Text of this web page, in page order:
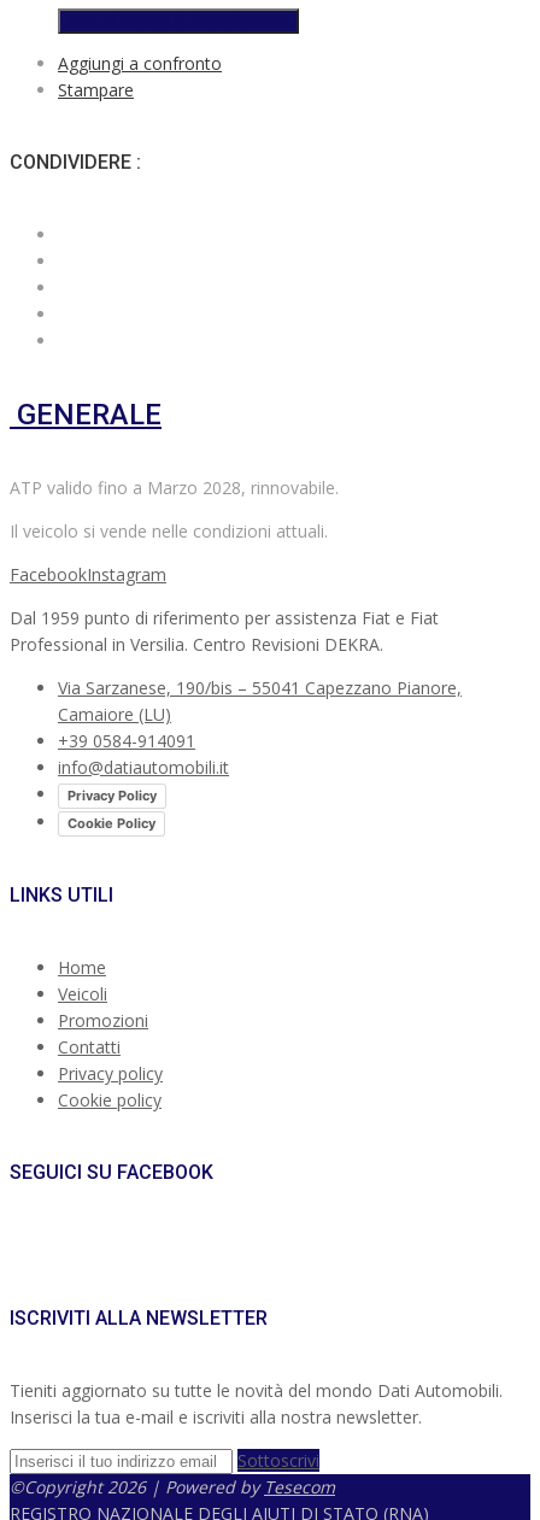
Aggiungi a confronto
Stampare
CONDIVIDERE :
GENERALE
ATP valido fino a Marzo 2028, rinnovabile.
Il veicolo si vende nelle condizioni attuali.
FacebookInstagram
Dal 1959 punto di riferimento per assistenza Fiat e Fiat
Professional in Versilia. Centro Revisioni DEKRA.
Via Sarzanese, 190/bis – 55041 Capezzano Pianore,
Camaiore (LU)
+39 0584-914091
info@datiautomobili.it
Privacy Policy
Cookie Policy
LINKS UTILI
Home
Veicoli
Promozioni
Contatti
Privacy policy
Cookie policy
SEGUICI SU FACEBOOK
ISCRIVITI ALLA NEWSLETTER
Tieniti aggiornato su tutte le novità del mondo Dati Automobili.
Inserisci la tua e-mail e iscriviti alla nostra newsletter.
Sottoscrivi
©Copyright 2026 | Powered by Tesecom
REGISTRO NAZIONALE DEGLI AIUTI DI STATO (RNA)